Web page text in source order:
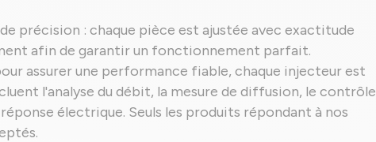
précision : chaque pièce est ajustée avec exactitude
afin de garantir un fonctionnement parfait.
assurer une performance fiable, chaque injecteur est
l'analyse du débit, la mesure de diffusion, le contrôle
électrique. Seuls les produits répondant à nos